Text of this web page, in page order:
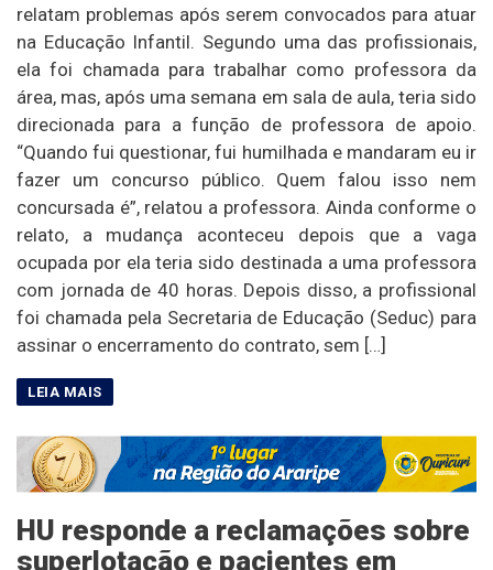
relatam problemas após serem convocados para atuar
na Educação Infantil. Segundo uma das profissionais,
ela foi chamada para trabalhar como professora da
área, mas, após uma semana em sala de aula, teria sido
direcionada para a função de professora de apoio.
“Quando fui questionar, fui humilhada e mandaram eu ir
fazer um concurso público. Quem falou isso nem
concursada é”, relatou a professora. Ainda conforme o
relato, a mudança aconteceu depois que a vaga
ocupada por ela teria sido destinada a uma professora
com jornada de 40 horas. Depois disso, a profissional
foi chamada pela Secretaria de Educação (Seduc) para
assinar o encerramento do contrato, sem […]
HU responde a reclamações sobre
superlotação e pacientes em